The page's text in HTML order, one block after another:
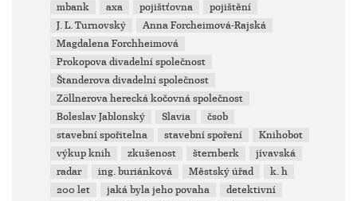
mbank
axa pojištťovna
pojištění
J. L. Turnovský
Anna Forcheimová-Rajská
Magdalena Forchheimová
Prokopova divadelní společnost
Štanderova divadelní společnost
Zöllnerova herecká kočovná společnost
Boleslav Jablonský
Slavia
čsob
stavební spořitelna
stavební spoření
Knihobot
výkup knih
zkušenost šternberk
jívavská
radar
ing. buriánková Městský úřad
k. h
200 let
jaká byla jeho povaha
detektivní